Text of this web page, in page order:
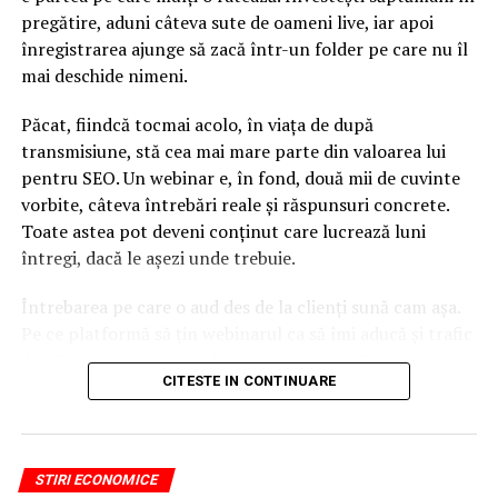
România. Cu ce rămâne UPC pe piaţa locală
NU RATATI
ROBOR la trei luni a urcat joi la 2,75% pe an
pregătire, aduni câteva sute de oameni live, iar apoi
înregistrarea ajunge să zacă într-un folder pe care nu îl
mai deschide nimeni.
Păcat, fiindcă tocmai acolo, în viața de după
transmisiune, stă cea mai mare parte din valoarea lui
pentru SEO. Un webinar e, în fond, două mii de cuvinte
vorbite, câteva întrebări reale și răspunsuri concrete.
Toate astea pot deveni conținut care lucrează luni
întregi, dacă le așezi unde trebuie.
Întrebarea pe care o aud des de la clienți sună cam așa.
din Google, nu doar lead-uri pe moment? Răspunsul
scurt e că platforma contează, dar nu în felul în care
Nu cel mai tare software câștigă, ci acela care îți lasă
conținutul liber, indexabil și ușor de reutilizat. Hai să o
CITESTE IN CONTINUARE
STIRI ECONOMICE